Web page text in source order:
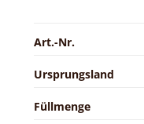
Art.-Nr.
Ursprungsland
Füllmenge